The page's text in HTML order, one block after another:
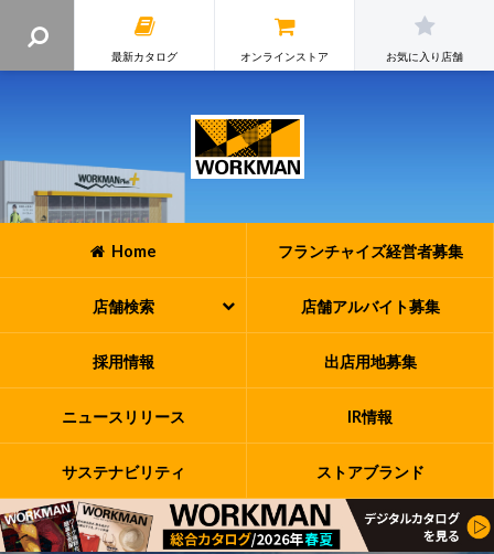
最新カタログ オンラインストア お気に入り店舗
Home フランチャイズ経営者募集
店舗検索 店舗アルバイト募集
採用情報 出店用地募集
ニュースリリース IR情報
サステナビリティ ストアブランド